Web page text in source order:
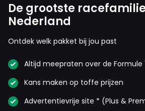
De grootste
Nederland
Ontdek welk pakket bij jou past
Altijd meepraten over de Formule
Kans maken op toffe prijzen
Advertentievrije site * (Plus &